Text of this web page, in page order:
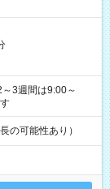
3週間は9:00～
の可能性あり）